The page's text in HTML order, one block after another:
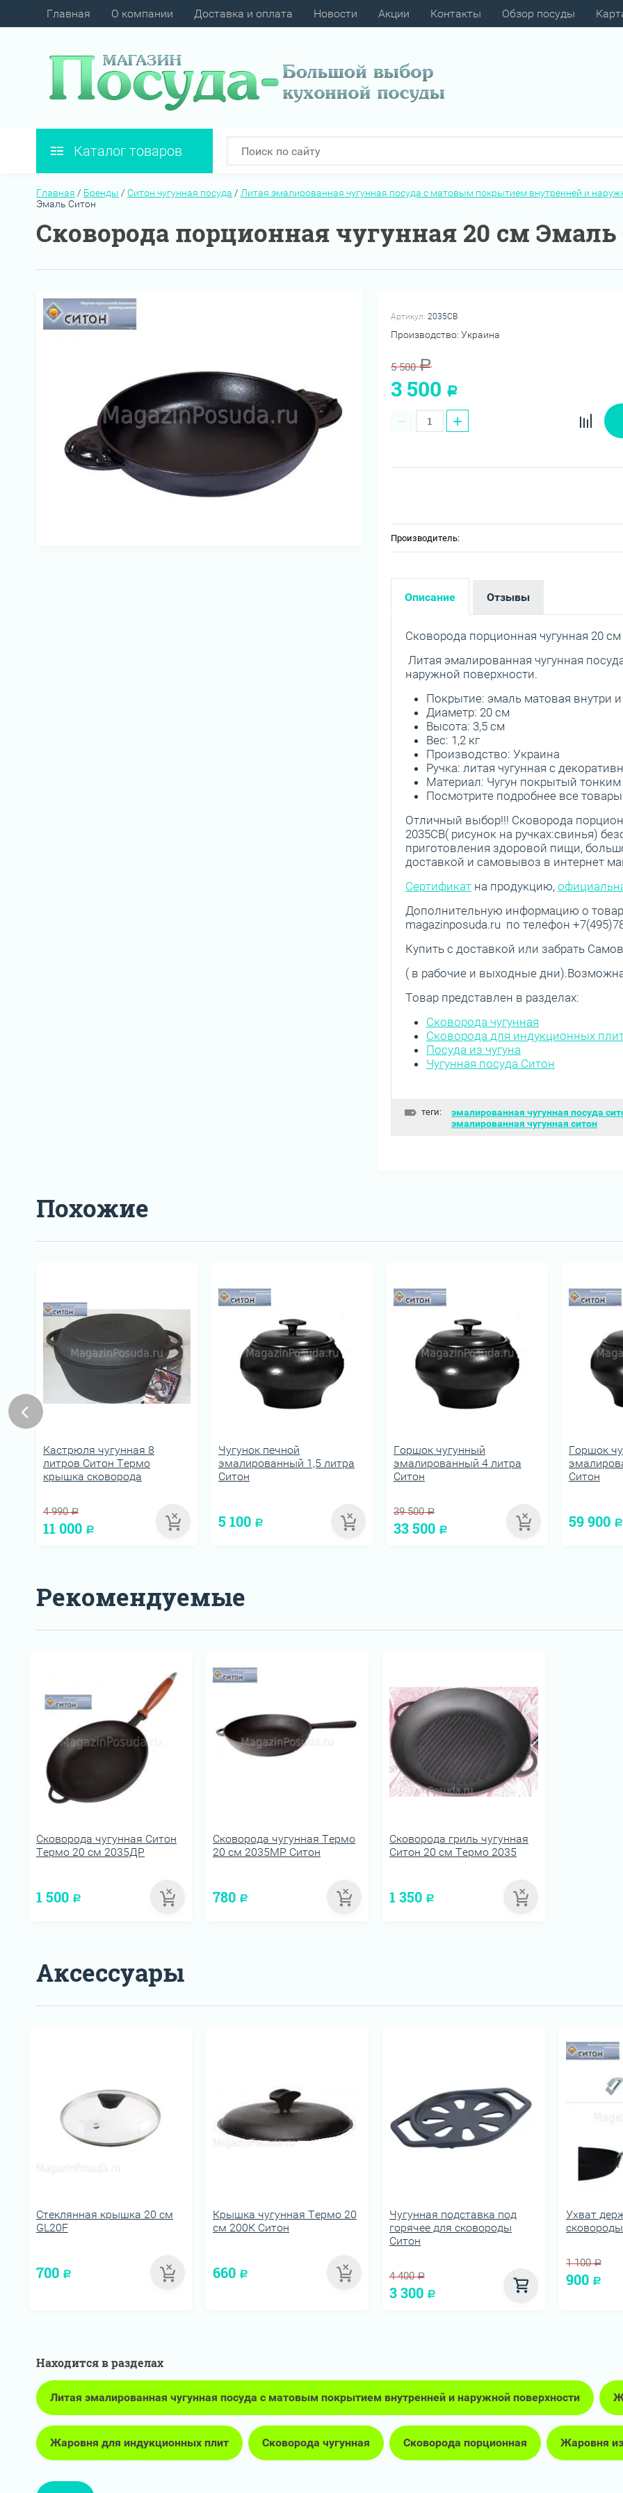
Главная О компании Доставка и оплата Новости Акции Контакты Обзор посуды
Каталог товаров
Главная / Бренды / Ситон чугунная посуда / Литая эмалированная чугунная посуда с матовым покрытием внутренней и
Эмаль Ситон
Сковорода порционная чугунная 20 см
Артикул: 2035СВ
Производство: Украина
5 500 Р
3 500 Р
− +
Производитель:
Описание Отзывы
Сковорода порционная чугунная 20
Литая эмалированная чугунная
наружной поверхности.
Покрытие: эмаль матовая внутри
Диаметр: 20 см
Высота: 3,5 см
Вес: 1,2 кг
Производство: Украина
Ручка: литая чугунная с
Материал: Чугун покрытый
Посмотрите подробнее все товары
Отличный выбор!!! Сковорода
2035СВ( рисунок на ручках:свинья)
приготовления здоровой пищи,
доставкой и самовывоз в интернет
Сертификат на продукцию,
Дополнительную информацию о
magazinposuda.ru по телефон
Купить с доставкой или забрать
( в рабочие и выходные
Товар представлен в разделах:
Сковорода чугунная
Сковорода для индукционных
Посуда из чугуна
Чугунная посуда Ситон
теги: эмалированная чугунная посуда
эмалированная чугунная ситон
Похожие
Кастрюля чугунная 8
литров Ситон Термо
крышка сковорода
4 990 Р
11 000 Р
Чугунок печной
эмалированный 1,5 литра
Ситон
5 100 Р
Горшок чугунный
эмалированный 4 литра
Ситон
39 500 Р
33 500 Р
Горшок
Ситон
59 900 Р
Рекомендуемые
Сковорода чугунная Ситон
Термо 20 см 2035ДР
1 500 Р
Сковорода чугунная Термо
20 см 2035МР Ситон
780 Р
Сковорода гриль чугунная
Ситон 20 см Термо 2035
1 350 Р
Аксессуары
Стеклянная крышка 20 см
GL20F
700 Р
Крышка чугунная Термо 20
см 200К Ситон
660 Р
Чугунная подставка под
горячее для сковороды
Ситон
4 400 Р
3 300 Р
Ухват
1 100 Р
900 Р
Находится в разделах
Литая эмалированная чугунная посуда с матовым покрытием внутренней и наружной поверхности
Жаровня для индукционных плит Сковорода чугунная Сковорода порционная Жаровня из